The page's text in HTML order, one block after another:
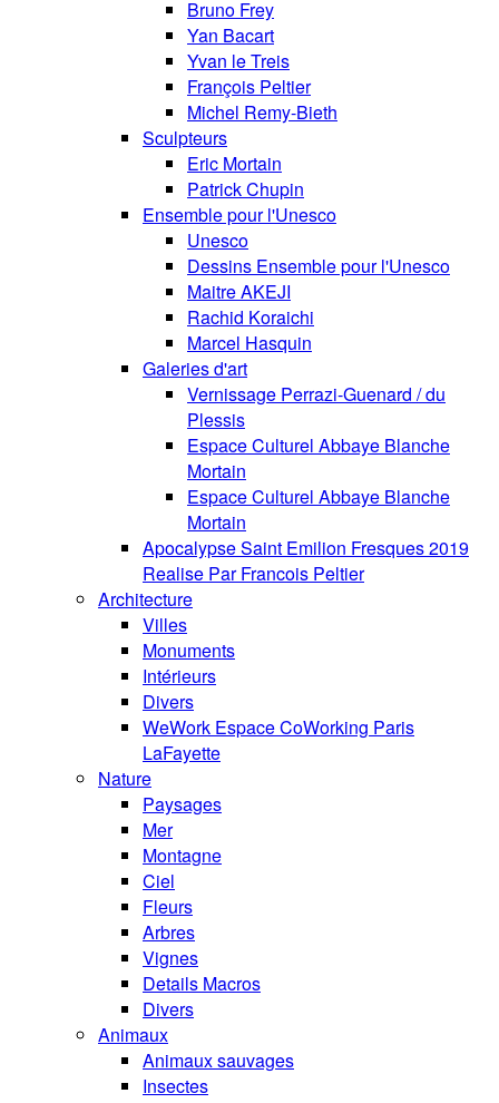
Bruno Frey
Yan Bacart
Yvan le Treis
François Peltier
Michel Remy-Bieth
Sculpteurs
Eric Mortain
Patrick Chupin
Ensemble pour l'Unesco
Unesco
Dessins Ensemble pour l'Unesco
Maitre AKEJI
Rachid Koraichi
Marcel Hasquin
Galeries d'art
Vernissage Perrazi-Guenard / du
Plessis
Espace Culturel Abbaye Blanche
Mortain
Espace Culturel Abbaye Blanche
Mortain
Apocalypse Saint Emilion Fresques 2019
Realise Par Francois Peltier
Architecture
Villes
Monuments
Intérieurs
Divers
WeWork Espace CoWorking Paris
LaFayette
Nature
Paysages
Mer
Montagne
Ciel
Fleurs
Arbres
Vignes
Details Macros
Divers
Animaux
Animaux sauvages
Insectes